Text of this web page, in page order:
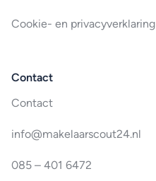
Cookie- en privacyverklaring
Contact
Contact
info@makelaarscout24.nl
085 – 401 6472